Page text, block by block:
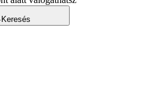
Keresés